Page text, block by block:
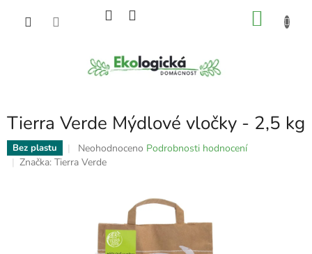
Tierra Verde Mýdlové vločky - 2,5 kg
Bez plastu
Průměrné
hodnocení
hvězdiček.
Neohodnoceno Podrobnosti hodnocení
Značka: Tierra Verde